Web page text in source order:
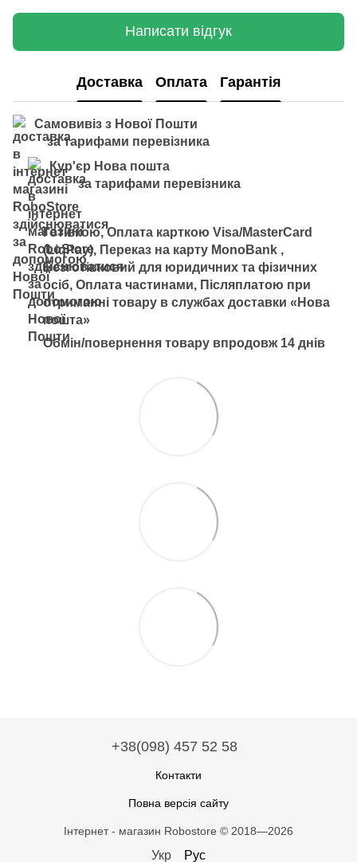
Написати відгук
Доставка Оплата Гарантія
Самовивіз з Нової Пошти
за тарифами перевізника
Кур'єр Нова пошта
за тарифами перевізника
Готівкою, Оплата карткою Visa/MasterCard
(LiqPay), Переказ на карту MonoBank ,
Безготівковий для юридичних та фізичних
осіб, Оплата частинами, Післяплатою при
отриманні товару в службах доставки «Нова
пошта»
Обмін/повернення товару впродовж 14 днів
+38(098) 457 52 58
Контакти
Повна версія сайту
Інтернет - магазин Robostore © 2018—2026
Укр Рус